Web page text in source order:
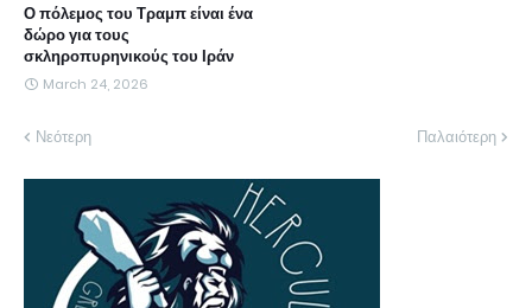
Ο πόλεμος του Τραμπ είναι ένα
δώρο για τους
σκληροπυρηνικούς του Ιράν
March 24, 2026
Νεότερη Παλαιότερη